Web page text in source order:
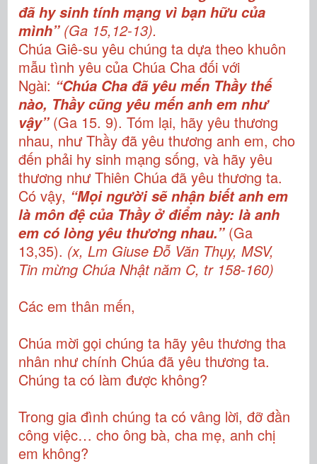
đã hy sinh tính mạng vì bạn hữu của
mình” (Ga 15,12-13).
Chúa Giê-su yêu chúng ta dựa theo khuôn
mẫu tình yêu của Chúa Cha đối với
Ngài: “Chúa Cha đã yêu mến Thầy thế
nào, Thầy cũng yêu mến anh em như
vậy”(Ga 15. 9). Tóm lại, hãy yêu thương
nhau, như Thầy đã yêu thương anh em, cho
đến phải hy sinh mạng sống, và hãy yêu
thương như Thiên Chúa đã yêu thương ta.
Có vậy, “Mọi người sẽ nhận biết anh em
là môn đệ của Thầy ở điểm này: là anh
em có lòng yêu thương nhau.”(Ga
13,35). (x, Lm Giuse Đỗ Văn Thụy, MSV,
Tin mừng Chúa Nhật năm C, tr 158-160)
Các em thân mến,
Chúa mời gọi chúng ta hãy yêu thương tha
nhân như chính Chúa đã yêu thương ta.
Chúng ta có làm được không?
Trong gia đình chúng ta có vâng lời, đỡ đần
công việc… cho ông bà, cha mẹ, anh chị
em không?